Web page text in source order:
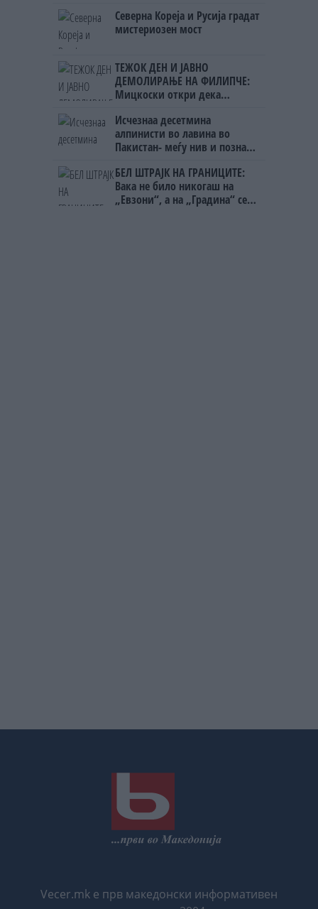
на бизнисменот Марковски
Северна Кореја и Русија градат
мистериозен мост
ТЕЖОК ДЕН И ЈАВНО
ДЕМОЛИРАЊЕ НА ФИЛИПЧЕ:
Мицкоски откри дека
ништо, освен за кеш
Исчезнаа десетмина
алпинисти во лавина во
Пакистан- меѓу нив и познат
БЕЛ ШТРАЈК НА ГРАНИЦИТЕ:
Вака не било никогаш на
„Евзони“, а на „Градина“ се
Vecer.mk е прв македонски информативен